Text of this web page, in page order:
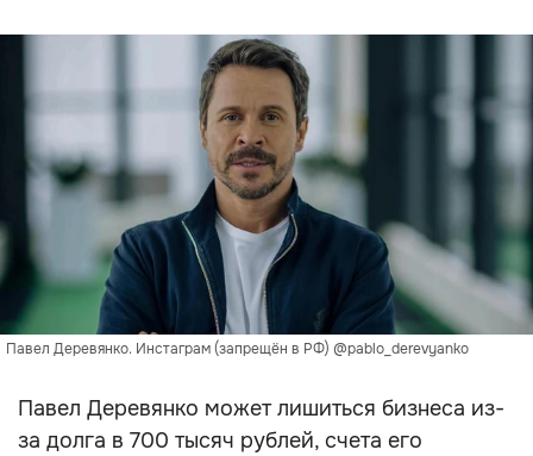
Павел Деревянко. Инстаграм (запрещён в РФ) @pablo_derevyanko
Павел Деревянко может лишиться бизнеса из-
за долга в 700 тысяч рублей, счета его